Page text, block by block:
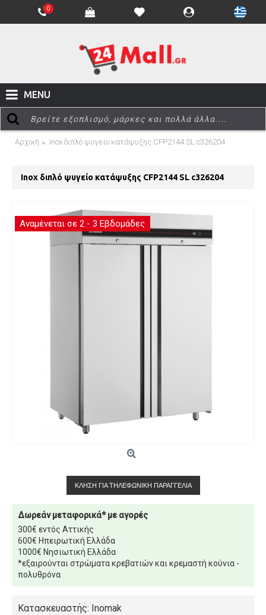
0
MENU
Αρχική Inox διπλό ψυγείο κατάψυξης CFP2144 SL c326204
Inox διπλό ψυγείο κατάψυξης CFP2144 SL c326204
Αναμένεται σε 2 - 3 Εβδομάδες
ΚΛΉΣΗ ΓΙΑ ΤΗΛΕΦΩΝΙΚΉ ΠΑΡΑΓΓΕΛΊΑ
Δωρεάν μεταφορικά* με αγορές
300€ εντός Αττικής
600€ Ηπειρωτική Ελλάδα
1000€ Νησιωτική Ελλάδα
*εξαιρούνται στρώματα κρεβατιών και κρεμαστή κούνια -
πολυθρόνα
Κατασκευαστής: Inomak